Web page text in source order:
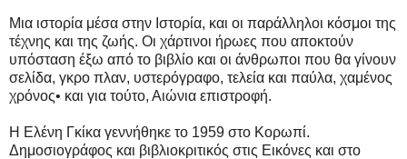
Μια ιστορία μέσα στην Ιστορία, και οι παράλληλοι κόσμοι της
τέχνης και της ζωής. Οι χάρτινοι ήρωες που αποκτούν
υπόσταση έξω από το βιβλίο και οι άνθρωποι που θα γίνουν
σελίδα, γκρο πλαν, υστερόγραφο, τελεία και παύλα, χαμένος
χρόνος• και για τούτο, Αιώνια επιστροφή.
Η Ελένη Γκίκα γεννήθηκε το 1959 στο Κορωπί.
Δημοσιογράφος και βιβλιοκριτικός στις Εικόνες και στο